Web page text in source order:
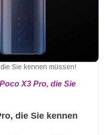
Sie kennen müssen!
X3 Pro, die Sie
die Sie kennen